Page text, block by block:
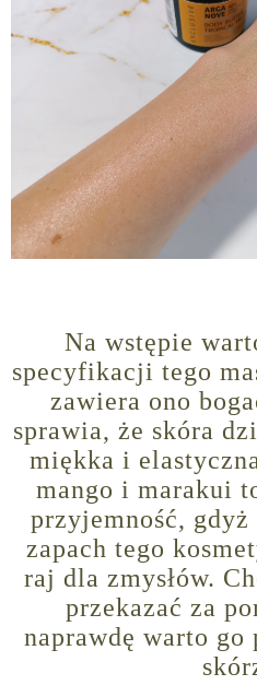
Na wstępie
specyfikacji tego
zawiera ono
sprawia, że skóra
miękka i
mango i marakui
przyjemność, gdyż
zapach tego
raj dla zmysłów.
przekazać za
naprawdę warto go